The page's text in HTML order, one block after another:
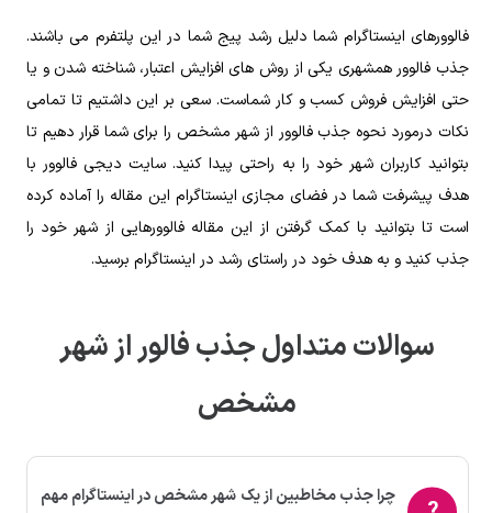
فالوورهای اینستاگرام شما دلیل رشد پیج شما در این پلتفرم می باشند.
جذب فالوور همشهری یکی از روش های افزایش اعتبار، شناخته شدن و یا
حتی افزایش فروش کسب و کار شماست. سعی بر این داشتیم تا تمامی
نکات درمورد نحوه جذب فالوور از شهر مشخص را برای شما قرار دهیم تا
بتوانید کاربران شهر خود را به راحتی پیدا کنید. سایت دیجی فالوور با
هدف پیشرفت شما در فضای مجازی اینستاگرام این مقاله را آماده کرده
است تا بتوانید با کمک گرفتن از این مقاله فالوورهایی از شهر خود را
جذب کنید و به هدف خود در راستای رشد در اینستاگرام برسید.
سوالات متداول جذب فالور از شهر
مشخص
چرا جذب مخاطبین از یک شهر مشخص در اینستاگرام مهم